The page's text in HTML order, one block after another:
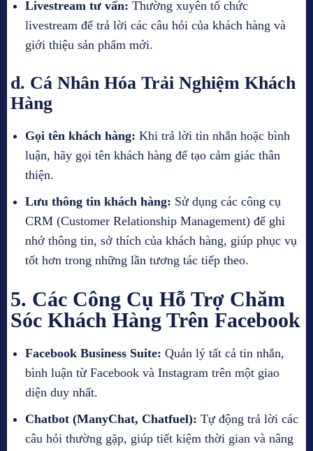
Livestream tư vấn: Thường xuyên tổ chức
livestream để trả lời các câu hỏi của khách hàng và
giới thiệu sản phẩm mới.
d. Cá Nhân Hóa Trải Nghiệm Khách
Hàng
Gọi tên khách hàng: Khi trả lời tin nhắn hoặc bình
luận, hãy gọi tên khách hàng để tạo cảm giác thân
thiện.
Lưu thông tin khách hàng: Sử dụng các công cụ
CRM (Customer Relationship Management) để ghi
nhớ thông tin, sở thích của khách hàng, giúp phục vụ
tốt hơn trong những lần tương tác tiếp theo.
5. Các Công Cụ Hỗ Trợ Chăm
Sóc Khách Hàng Trên Facebook
Facebook Business Suite: Quản lý tất cả tin nhắn,
bình luận từ Facebook và Instagram trên một giao
diện duy nhất.
Chatbot (ManyChat, Chatfuel): Tự động trả lời các
câu hỏi thường gặp, giúp tiết kiệm thời gian và nâng